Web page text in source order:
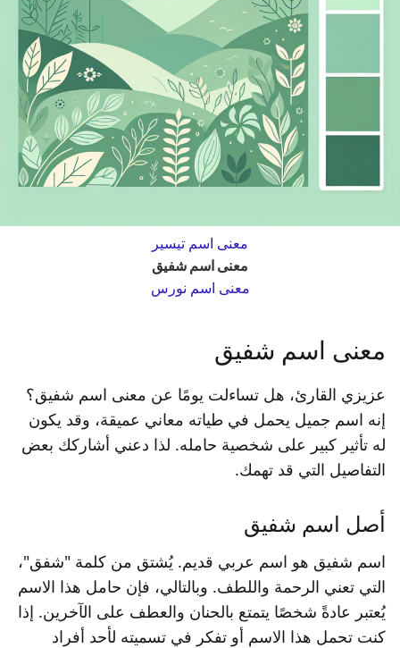
معنى اسم تيسير
معنى اسم شفيق
معنى اسم نورس
معنى اسم شفيق
عزيزي القارئ، هل تساءلت يومًا عن معنى اسم شفيق؟
إنه اسم جميل يحمل في طياته معاني عميقة، وقد يكون
له تأثير كبير على شخصية حامله. لذا دعني أشاركك بعض
التفاصيل التي قد تهمك.
أصل اسم شفيق
اسم شفيق هو اسم عربي قديم. يُشتق من كلمة "شفق"،
التي تعني الرحمة واللطف. وبالتالي، فإن حامل هذا الاسم
يُعتبر عادةً شخصًا يتمتع بالحنان والعطف على الآخرين. إذا
كنت تحمل هذا الاسم أو تفكر في تسميته لأحد أفراد